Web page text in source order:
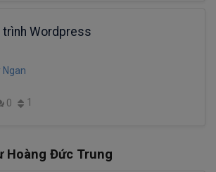
trình Wordpress
Ngan
0 1
Hoàng Đức Trung